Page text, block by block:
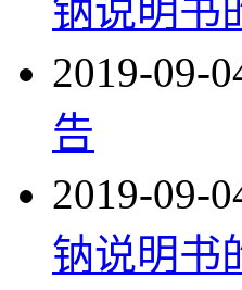
钠说明书
2019-09-
告
2019-09-
钠说明书